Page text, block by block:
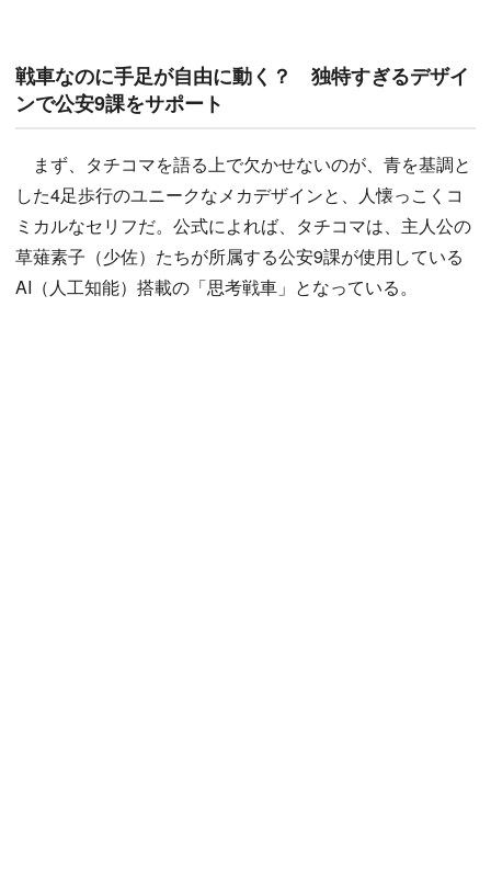
戦車なのに手足が自由に動く？ 独特すぎるデザイ
ンで公安9課をサポート
まず、タチコマを語る上で欠かせないのが、青を基調と
した4足歩行のユニークなメカデザインと、人懐っこくコ
ミカルなセリフだ。公式によれば、タチコマは、主人公の
草薙素子（少佐）たちが所属する公安9課が使用している
AI（人工知能）搭載の「思考戦車」となっている。